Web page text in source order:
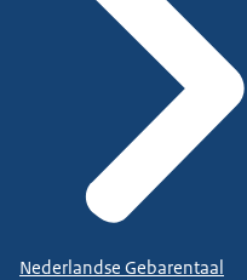
Nederlandse Gebarentaal